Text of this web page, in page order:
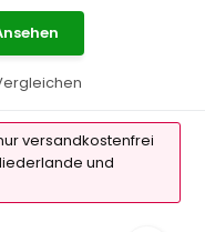
versandkostenfrei
und